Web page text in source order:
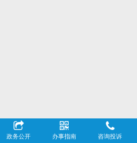
政务公开 办事指南 咨询投诉